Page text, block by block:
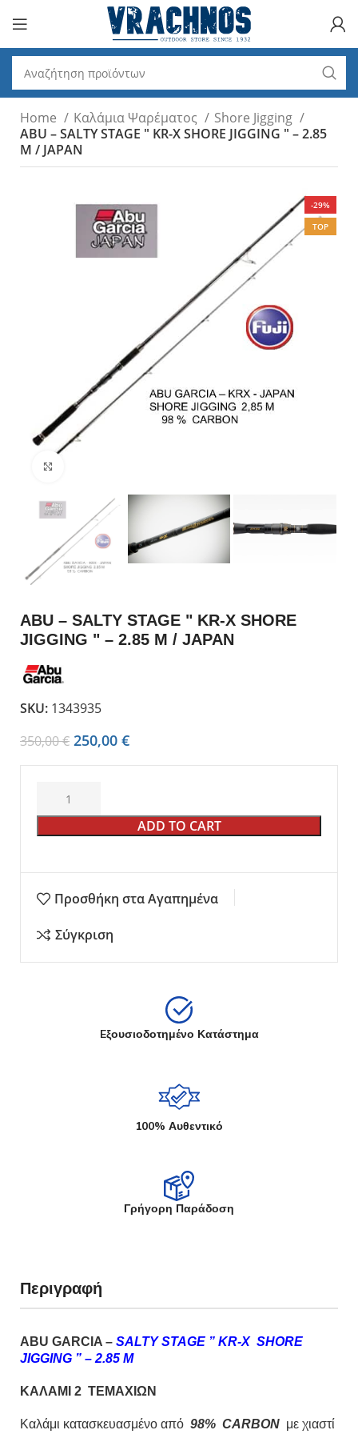
Home Καλάμια Ψαρέματος
Shore Jigging
ABU – SALTY STAGE " KR-X SHORE JIGGING " – 2.85
M / JAPAN
-29%
TOP
ABU – SALTY STAGE " KR-X SHORE
JIGGING " – 2.85 M / JAPAN
SKU: 1343935
350,00€ 250,00 €
ADD TO CART
Προσθήκη στα Αγαπημένα
Σύγκριση
Eξουσιοδοτημένο Κατάστημα
100% Αυθεντικό
Γρήγορη Παράδοση
Περιγραφή
ABU GARCIA – SALTY STAGE ” KR-X SHORE
JIGGING ” – 2.85 M
KΑΛΑΜΙ 2 ΤΕΜΑΧΙΩΝ
Καλάμι κατασκευασμένο από 98% CARBON με χιαστί